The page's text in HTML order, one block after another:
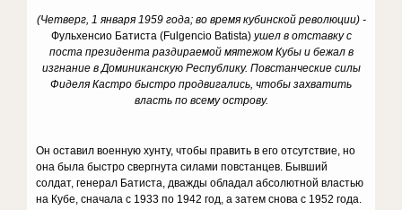
(Четверг, 1 января 1959 года; во время кубинской революции) -
Фульхенсио Батиста (Fulgencio Batista) ушел в отставку с
поста президента раздираемой мятежом Кубы и бежал в
изгнание в Доминиканскую Республику. Повстанческие силы
Фиделя Кастро быстро продвигались, чтобы захватить
власть по всему острову.
Он оставил военную хунту, чтобы править в его отсутствие, но
она была быстро свергнута силами повстанцев. Бывший
солдат, генерал Батиста, дважды обладал абсолютной властью
на Кубе, сначала с 1933 по 1942 год, а затем снова с 1952 года.